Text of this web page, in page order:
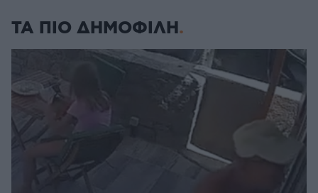
ΤΑ ΠΙΟ ΔΗΜΟΦΙΛΗ